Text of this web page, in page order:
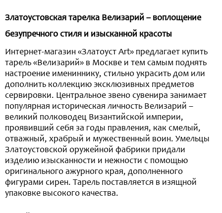
Златоустовская тарелка Велизарий – воплощение
безупречного стиля и изысканной красоты
Интернет-магазин «Златоуст Art» предлагает купить
тарель «Велизарий» в Москве и тем самым поднять
настроение имениннику, стильно украсить дом или
дополнить коллекцию эксклюзивных предметов
сервировки. Центральное звено сувенира занимает
популярная историческая личность Велизарий –
великий полководец Византийской империи,
проявивший себя за годы правления, как смелый,
отважный, храбрый и мужественный воин. Умельцы
Златоустовской оружейной фабрики придали
изделию изысканности и нежности с помощью
оригинального ажурного края, дополненного
фигурами сирен. Тарель поставляется в изящной
упаковке высокого качества.